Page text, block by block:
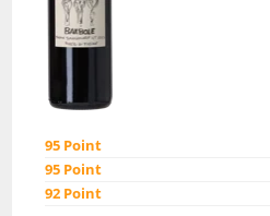
95 Point
95 Point
92 Point